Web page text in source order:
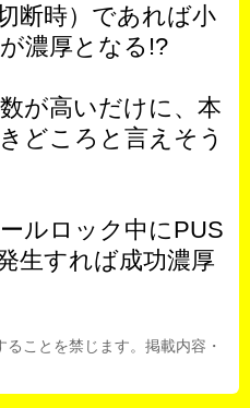
断時）であれば小
濃厚となる!?
が高いだけに、本
どころと言えそう
ルロック中にPUS
生すれば成功濃厚
ことを禁じます。掲載内容・